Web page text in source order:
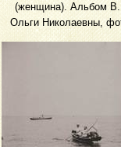
(женщина). Альбом
Ольги Николаевны,